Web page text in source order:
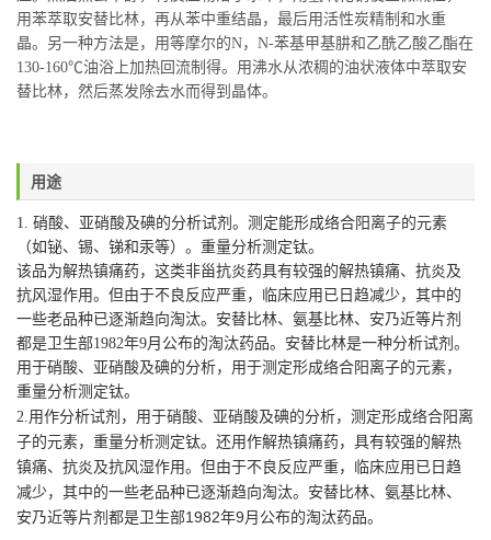
用苯萃取安替比林，再从苯中重结晶，最后用活性炭精制和水重
晶。另一种方法是，用等摩尔的N，N-苯基甲基肼和乙酰乙酸乙酯在
130-160℃油浴上加热回流制得。用沸水从浓稠的油状液体中萃取安
替比林，然后蒸发除去水而得到晶体。
用途
1. 硝酸、亚硝酸及碘的分析试剂。测定能形成络合阳离子的元素
（如铋、锡、锑和汞等）。重量分析测定钛。
该品为解热镇痛药，这类非甾抗炎药具有较强的解热镇痛、抗炎及
抗风湿作用。但由于不良反应严重，临床应用已日趋减少，其中的
一些老品种已逐渐趋向淘汰。安替比林、氨基比林、安乃近等片剂
都是卫生部1982年9月公布的淘汰药品。安替比林是一种分析试剂。
用于硝酸、亚硝酸及碘的分析，用于测定形成络合阳离子的元素，
重量分析测定钛。
2.用作分析试剂，用于硝酸、亚硝酸及碘的分析，测定形成络合阳离
子的元素，重量分析测定钛。还用作解热镇痛药，具有较强的解热
镇痛、抗炎及抗风湿作用。但由于不良反应严重，临床应用已日趋
减少，其中的一些老品种已逐渐趋向淘汰。安替比林、氨基比林、
安乃近等片剂都是卫生部1982年9月公布的淘汰药品。